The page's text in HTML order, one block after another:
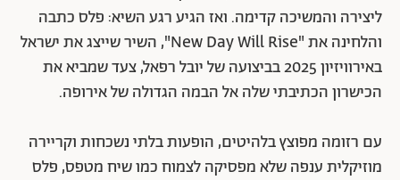
ליצירה והמשיכה קדימה. ואז הגיע רגע השיא: פלס כתבה
והלחינה את "New Day Will Rise", השיר שייצג את ישראל
באירוויזיון 2025 בביצועה של יובל רפאל, צעד שמביא את
הכישרון הכתיבתי שלה אל הבמה הגדולה של אירופה.
עם רזומה מפוצץ בלהיטים, הופעות בלתי נשכחות וקריירה
מוזיקלית ענפה שלא מפסיקה לצמוח כמו שיח מטפס, פלס